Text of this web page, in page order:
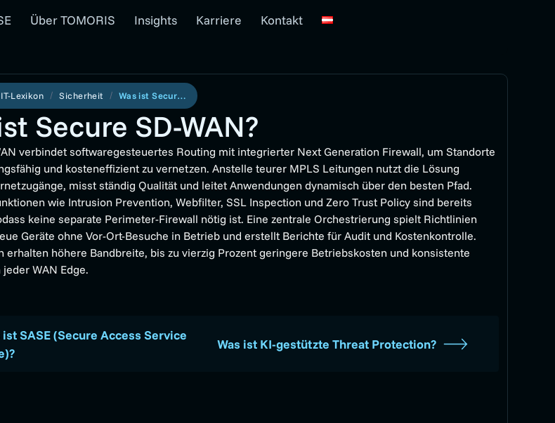
Über TOMORIS Insights Karriere Kontakt
IT-Lexikon Sicherheit Was ist Secure SD-WAN?
Secure SD-WAN?
verbindet softwaregesteuertes Routing mit integrierter Next Generation Firewall, um Standorte
und kosteneffizient zu vernetzen. Anstelle teurer MPLS Leitungen nutzt die Lösung
misst ständig Qualität und leitet Anwendungen dynamisch über den besten Pfad.
wie Intrusion Prevention, Webfilter, SSL Inspection und Zero Trust Policy sind bereits
keine separate Perimeter-Firewall nötig ist. Eine zentrale Orchestrierung spielt Richtlinien
Geräte ohne Vor-Ort-Besuche in Betrieb und erstellt Berichte für Audit und Kostenkontrolle.
erhalten höhere Bandbreite, bis zu vierzig Prozent geringere Betriebskosten und konsistente
WAN Edge.
ist SASE (Secure Access Service
Was ist KI-gestützte Threat Protection?